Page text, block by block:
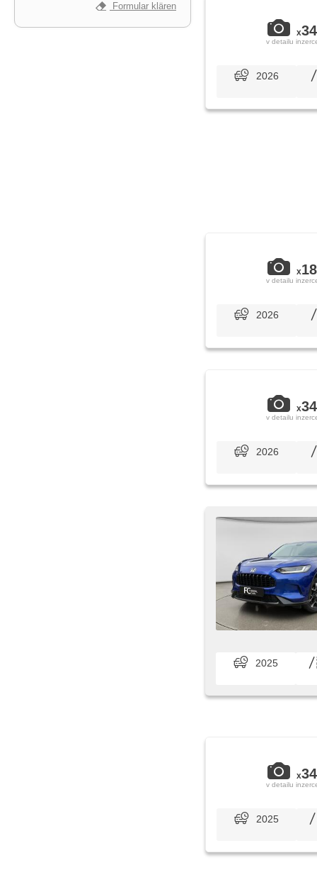
Formular klären
x34
v detailu
2026
x18
v detailu
2026
x34
v detailu
2026
2025
x34
v detailu
2025